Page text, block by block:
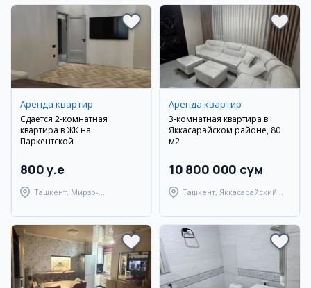
Аренда квартир
Сдается 2-комнатная
квартира в ЖК на
Паркентской
800 y.e
Ташкент, Мирзо-
Аренда квартир
3-комнатная квартира в
Яккасарайском районе, 80
м2
10 800 000 сум
Ташкент, Яккасарайский